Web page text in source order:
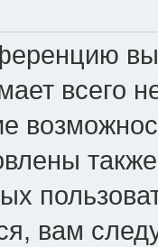
всего
вам